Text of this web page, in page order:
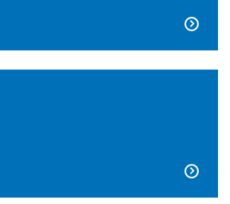

